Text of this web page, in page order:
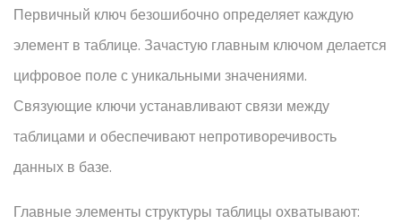
Первичный ключ безошибочно определяет каждую
элемент в таблице. Зачастую главным ключом делается
цифровое поле с уникальными значениями.
Связующие ключи устанавливают связи между
таблицами и обеспечивают непротиворечивость
данных в базе.
Главные элементы структуры таблицы охватывают: